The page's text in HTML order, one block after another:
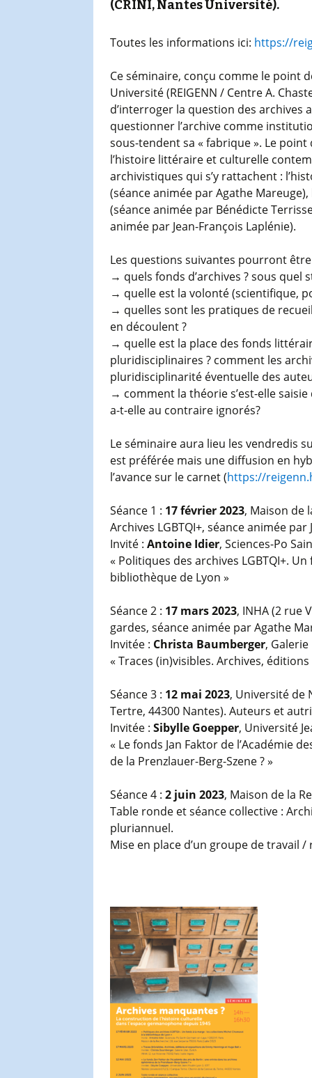
(CRINI, Nantes Université).
Toutes les informations ici: https://
Ce séminaire, conçu comme le point
Université (REIGENN / Centre A.
d’interroger la question des archives
questionner l’archive comme
sous-tendent sa « fabrique ». Le
l’histoire littéraire et culturelle
archivistiques qui s’y rattachent :
(séance animée par Agathe
(séance animée par Bénédicte
animée par Jean-François Laplénie).
Les questions suivantes pourront
→ quels fonds d’archives ? sous quel
→ quelle est la volonté (scientifique,
→ quelles sont les pratiques de
en découlent ?
→ quelle est la place des fonds
pluridisciplinaires ? comment les
pluridisciplinarité éventuelle des
→ comment la théorie s’est-elle
a-t-elle au contraire ignorés?
Le séminaire aura lieu les vendredis
est préférée mais une diffusion en
l’avance sur le carnet (https://
Séance 1 : 17 février 2023, Maison de
Archives LGBTQI+, séance animée par
Invité : Antoine Idier, Sciences-Po
« Politiques des archives LGBTQI+.
bibliothèque de Lyon »
Séance 2 : 17 mars 2023, INHA (2 rue
gardes, séance animée par Agathe
Invitée : Christa Baumberger,
« Traces (in)visibles. Archives,
Séance 3 : 12 mai 2023, Université de
Tertre, 44300 Nantes). Auteurs et
Invitée : Sibylle Goepper, Université
« Le fonds Jan Faktor de l’Académie
de la Prenzlauer-Berg-Szene ? »
Séance 4 : 2 juin 2023, Maison de la
Table ronde et séance collective :
pluriannuel.
Mise en place d’un groupe de travail